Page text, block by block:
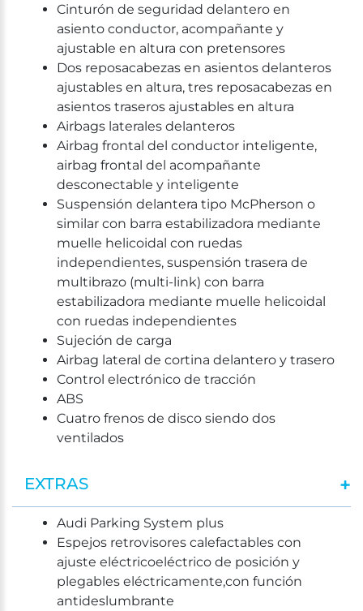
Cinturón de seguridad delantero en
asiento conductor, acompañante y
ajustable en altura con pretensores
Dos reposacabezas en asientos delanteros
ajustables en altura, tres reposacabezas en
asientos traseros ajustables en altura
Airbags laterales delanteros
Airbag frontal del conductor inteligente,
airbag frontal del acompañante
desconectable y inteligente
Suspensión delantera tipo McPherson o
similar con barra estabilizadora mediante
muelle helicoidal con ruedas
independientes, suspensión trasera de
multibrazo (multi-link) con barra
estabilizadora mediante muelle helicoidal
con ruedas independientes
Sujeción de carga
Airbag lateral de cortina delantero y trasero
Control electrónico de tracción
ABS
Cuatro frenos de disco siendo dos
ventilados
EXTRAS
Audi Parking System plus
Espejos retrovisores calefactables con
ajuste eléctricoeléctrico de posición y
plegables eléctricamente,con función
antideslumbrante